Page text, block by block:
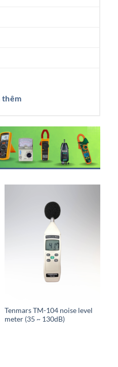
thêm
Tenmars TM-104 noise level
meter (35 ~ 130dB)